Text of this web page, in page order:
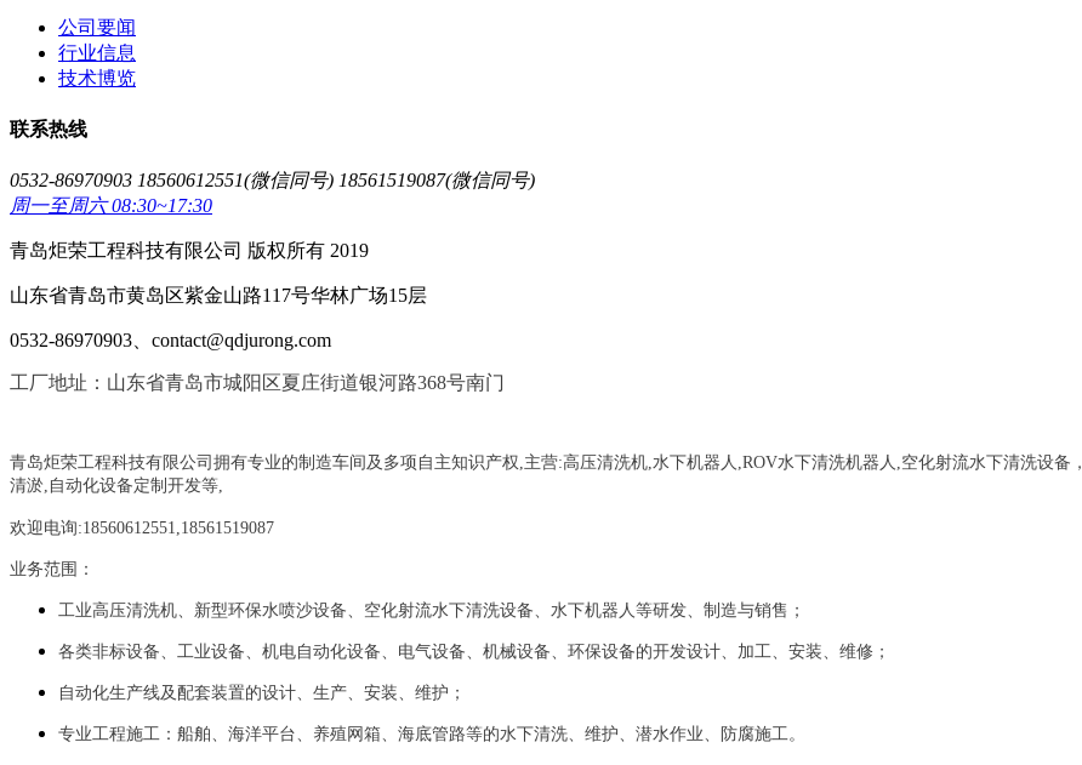
公司要闻
行业信息
技术博览
联系热线
0532-86970903 18560612551(微信同号) 18561519087(微信同号)
周一至周六 08:30~17:30
青岛炬荣工程科技有限公司 版权所有 2019
山东省青岛市黄岛区紫金山路117号华林广场15层
0532-86970903、contact@qdjurong.com
工厂地址：山东省青岛市城阳区夏庄街道银河路368号南门
青岛炬荣工程科技有限公司拥有专业的制造车间及多项自主知识产权,主营:高压清洗机,水下机器人,ROV水下清洗机器人,空化射流水下清洗设备，
清淤,自动化设备定制开发等,
欢迎电询:18560612551,18561519087
业务范围：
工业高压清洗机、新型环保水喷沙设备、空化射流水下清洗设备、水下机器人等研发、制造与销售；
各类非标设备、工业设备、机电自动化设备、电气设备、机械设备、环保设备的开发设计、加工、安装、维修；
自动化生产线及配套装置的设计、生产、安装、维护；
专业工程施工：船舶、海洋平台、养殖网箱、海底管路等的水下清洗、维护、潜水作业、防腐施工。